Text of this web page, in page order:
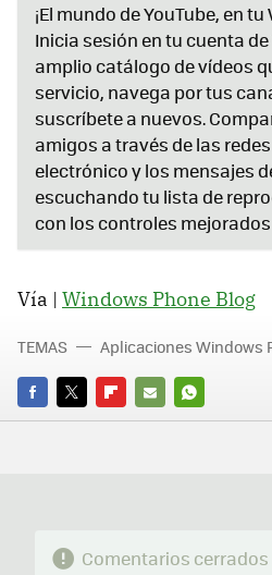
¡El mundo de YouTube, en
Inicia sesión en tu cuenta de
amplio catálogo de vídeos
servicio, navega por tus
suscríbete a nuevos.
amigos a través de las
electrónico y los mensajes
escuchando tu lista de
con los controles
Vía | Windows Phone Blog
FACEBOOK
TWITTERFLIPBOARD
E-
WHATSAPP
TEMAS Aplicaciones Windows
Comentarios cerrados